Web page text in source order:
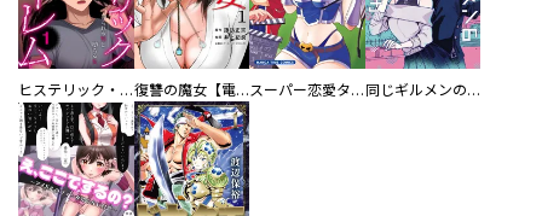
ヒステリック・ハーレム～搾られる男と堕ちる女～【電子単行本版】 復讐の魔女【電子単行本版】 スーパー恋愛タイム！～現場でドＳな彼女は自宅でデレる～ 同じギルメンの声が好き